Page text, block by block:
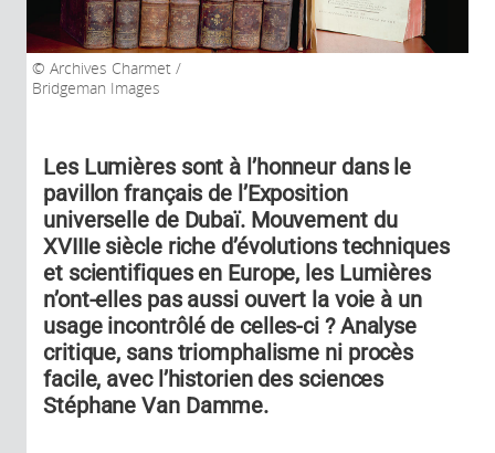
Archives Charmet /
Bridgeman Images
Les Lumières sont à l’honneur dans le
pavillon français de l’Exposition
universelle de Dubaï. Mouvement du
XVIIIe siècle riche d’évolutions techniques
et scientifiques en Europe, les Lumières
n’ont-elles pas aussi ouvert la voie à un
usage incontrôlé de celles-ci ? Analyse
critique, sans triomphalisme ni procès
facile, avec l’historien des sciences
Stéphane Van Damme.